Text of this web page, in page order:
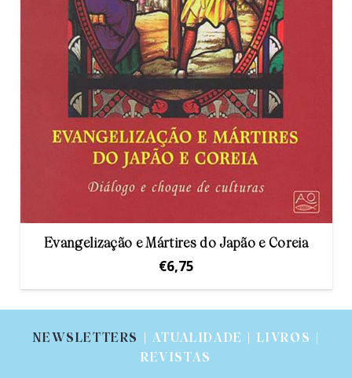
Evangelização e Mártires do Japão e Coreia
€6,75
NEWSLETTERS
| ATUALIDADE | LIVROS |
REVISTAS